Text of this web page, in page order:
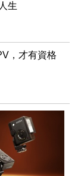
生
，才有資格